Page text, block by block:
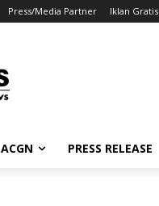
Press/Media Partner Iklan Gratis
ACGN PRESS RELEASE